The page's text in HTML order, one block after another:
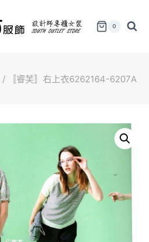
0
/ 〚睿芙〛右上衣6262164-6207A